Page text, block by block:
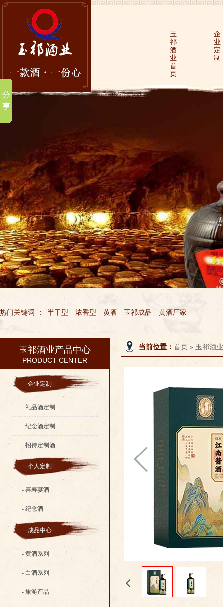
玉
祁
酒
业
首
页
企
业
定
制
热门关键词 ： 半干型 浓香型 黄酒 玉祁成品 黄酒厂家
当前位置： 首页 » 玉祁酒
玉祁酒业产品中心
PRODUCT CENTER
企业定制
- 礼品酒定制
- 纪念酒定制
- 招待定制酒
个人定制
- 喜寿宴酒
- 纪念酒
成品中心
- 黄酒系列
- 白酒系列
- 旅游产品